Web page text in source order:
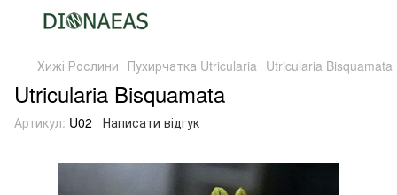
Хижі Рослини Пухирчатка Utricularia Utricularia Bisquamata
Utricularia Bisquamata
Артикул: U02 Написати відгук